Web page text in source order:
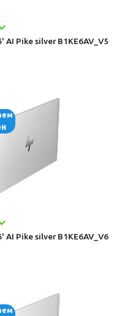
AI Pike silver B1KE6AV_V5
AI Pike silver B1KE6AV_V6